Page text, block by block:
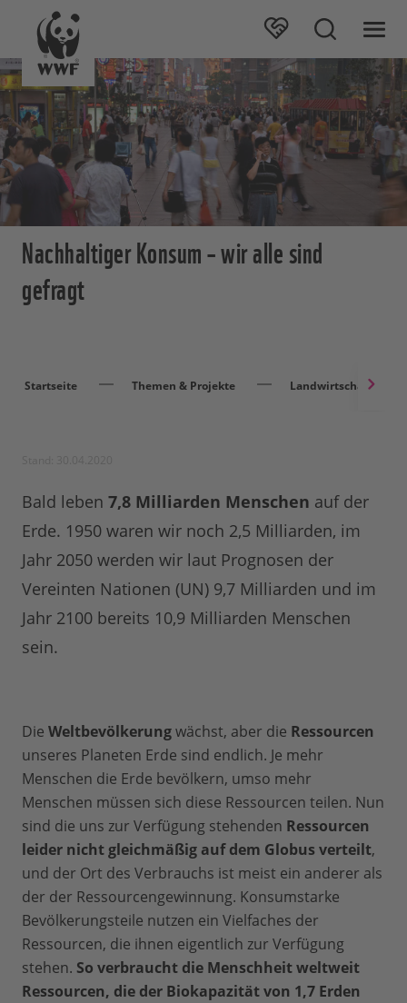
Nachhaltiger Konsum – wir alle sind
gefragt
Startseite Themen & Projekte Landwirtschaft
Bald leben 7,8 Milliarden Menschen auf der
Erde. 1950 waren wir noch 2,5 Milliarden, im
Jahr 2050 werden wir laut Prognosen der
Vereinten Nationen (UN) 9,7 Milliarden und im
Jahr 2100 bereits 10,9 Milliarden Menschen
sein.
Die Weltbevölkerungwächst, aber die Ressourcen
unseres Planeten Erde sind endlich. Je mehr
Menschen die Erde bevölkern, umso mehr
Menschen müssen sich diese Ressourcen teilen. Nun
sind die uns zur Verfügung stehenden Ressourcen
leider nicht gleichmäßig auf dem Globus verteilt,
und der Ort des Verbrauchs ist meist ein anderer als
der der Ressourcengewinnung. Konsumstarke
Bevölkerungsteile nutzen ein Vielfaches der
Ressourcen, die ihnen eigentlich zur Verfügung
stehen. So verbraucht die Menschheit weltweit
Ressourcen, die der Biokapazität von 1,7 Erden